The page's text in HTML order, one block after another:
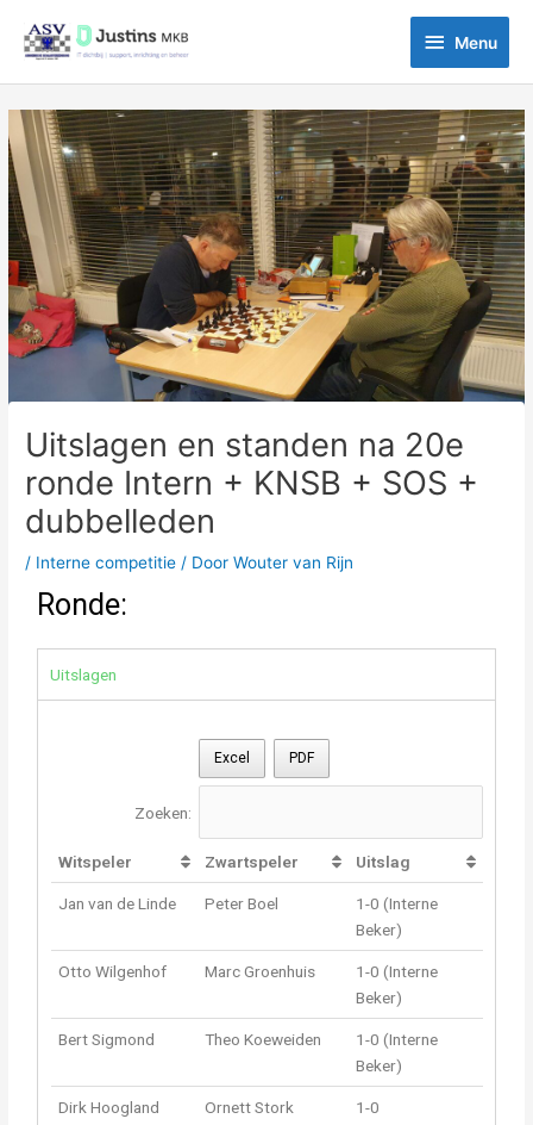
naar
inhoud
Menu
Menu
Uitslagen en standen na 20e
ronde Intern + KNSB + SOS +
dubbelleden
/ Interne competitie / DoorWouter van Rijn
Ronde:
Uitslagen
Excel PDF
Zoeken:
Witspeler Zwartspeler Uitslag
Jan van de Linde Peter Boel
1-0 (Interne
Beker)
Otto Wilgenhof Marc Groenhuis
1-0 (Interne
Beker)
Bert Sigmond Theo Koeweiden
1-0 (Interne
Beker)
Dirk Hoogland Ornett Stork 1-0
Bericht
navigatie